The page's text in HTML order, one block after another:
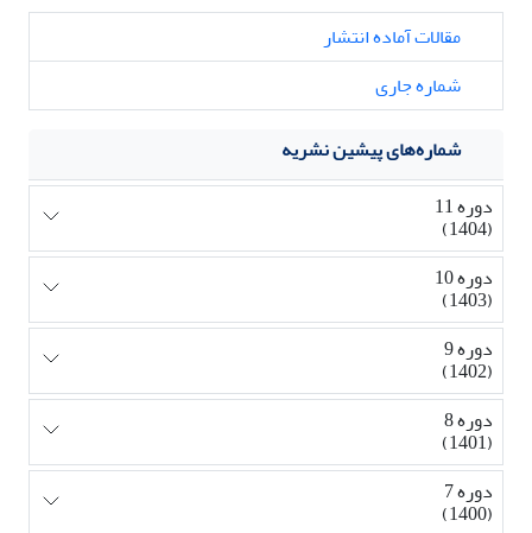
مقالات آماده انتشار
شماره جاری
شماره‌های پیشین نشریه
دوره 11
(1404)
دوره 10
(1403)
دوره 9
(1402)
دوره 8
(1401)
دوره 7
(1400)